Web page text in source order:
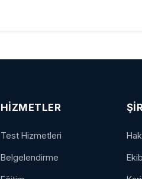
HIZMETLER
Test Hizmetleri
Belgelendirme